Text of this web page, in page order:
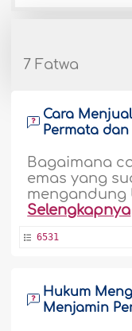
7 Fatwa
Cara
Permata dan
Bagaimana
emas yang
mengandung
Selengkapnya
6531
Hukum
Menjamin